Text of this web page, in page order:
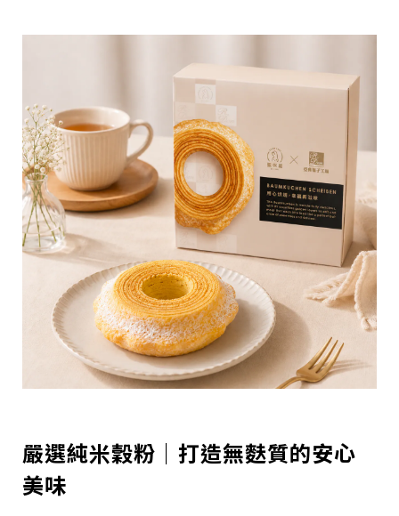
嚴選純米穀粉｜打造無麩質的安心
美味